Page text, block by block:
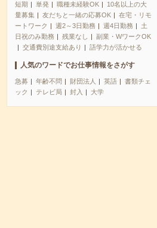
短期 単発 職種未経験OK
10名以上の大
量募集
友だちと一緒の応募OK
在宅・リモ
ートワーク
週2～3日勤務 週4日勤務
土
日祝のみ勤務
残業なし
副業・WワークOK
交通費別途支給あり
語学力が活かせる
人気のワードでお仕事情報をさがす
急募 年齢不問 財団法人 英語
書類チェ
ック
テレビ局 封入 大学